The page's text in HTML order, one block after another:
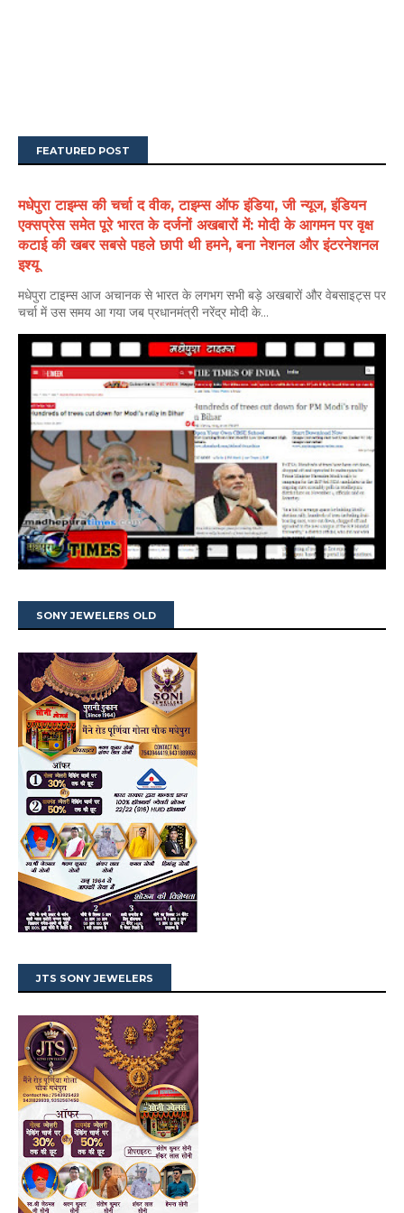
FEATURED POST
मधेपुरा टाइम्स की चर्चा द वीक, टाइम्स ऑफ इंडिया, जी न्यूज, इंडियन
एक्सप्रेस समेत पूरे भारत के दर्जनों अखबारों में: मोदी के आगमन पर वृक्ष
कटाई की खबर सबसे पहले छापी थी हमने, बना नेशनल और इंटरनेशनल
इश्यू
मधेपुरा टाइम्स आज अचानक से भारत के लगभग सभी बड़े अखबारों और वेबसाइट्स पर
चर्चा में उस समय आ गया जब प्रधानमंत्री नरेंद्र मोदी के...
SONY JEWELERS OLD
JTS SONY JEWELERS